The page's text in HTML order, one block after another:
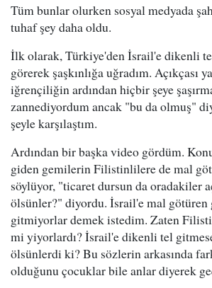
Tüm bunlar olurken sosyal medyada
tuhaf şey daha oldu.
İlk olarak, Türkiye'den İsrail'e dikenli tel
görerek şaşkınlığa uğradım. Açıkçası
iğrençiliğin ardından hiçbir şeye
zannediyordum ancak "bu da olmuş"
şeyle karşılaştım.
Ardından bir başka video gördüm.
giden gemilerin Filistinlilere de mal
söylüyor, "ticaret dursun da oradakiler
ölsünler?" diyordu. İsrail'e mal
gitmiyorlar demek istedim. Zaten
mi yiyorlardı? İsrail'e dikenli tel
ölsünlerdi ki? Bu sözlerin arkasında
olduğunu çocuklar bile anlar diyerek